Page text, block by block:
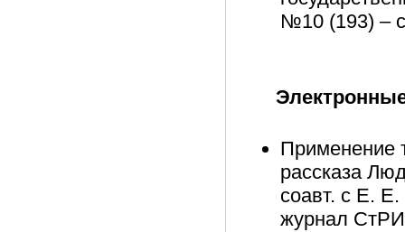
№10 (193) –
Применение
рассказа
соавт. с Е.
журнал